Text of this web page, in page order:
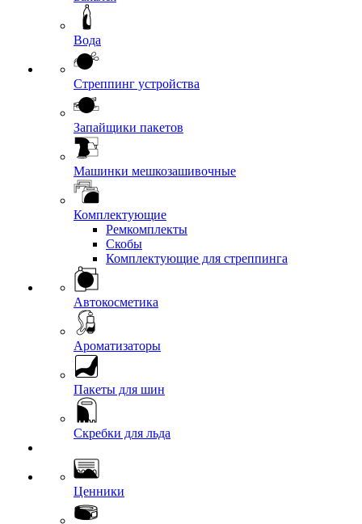
Вода
Стреппинг устройства
Запайщики пакетов
Машинки мешкозашивочные
Комплектующие
Ремкомплекты
Скобы
Комплектующие для стреппинга
Автокосметика
Ароматизаторы
Пакеты для шин
Скребки для льда
Ценники